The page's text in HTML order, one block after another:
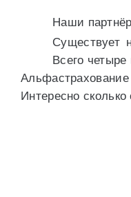
Наши
Существует
Всего
Интересно